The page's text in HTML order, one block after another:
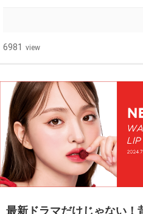
6981 view
最新ドラマだけじゃない！